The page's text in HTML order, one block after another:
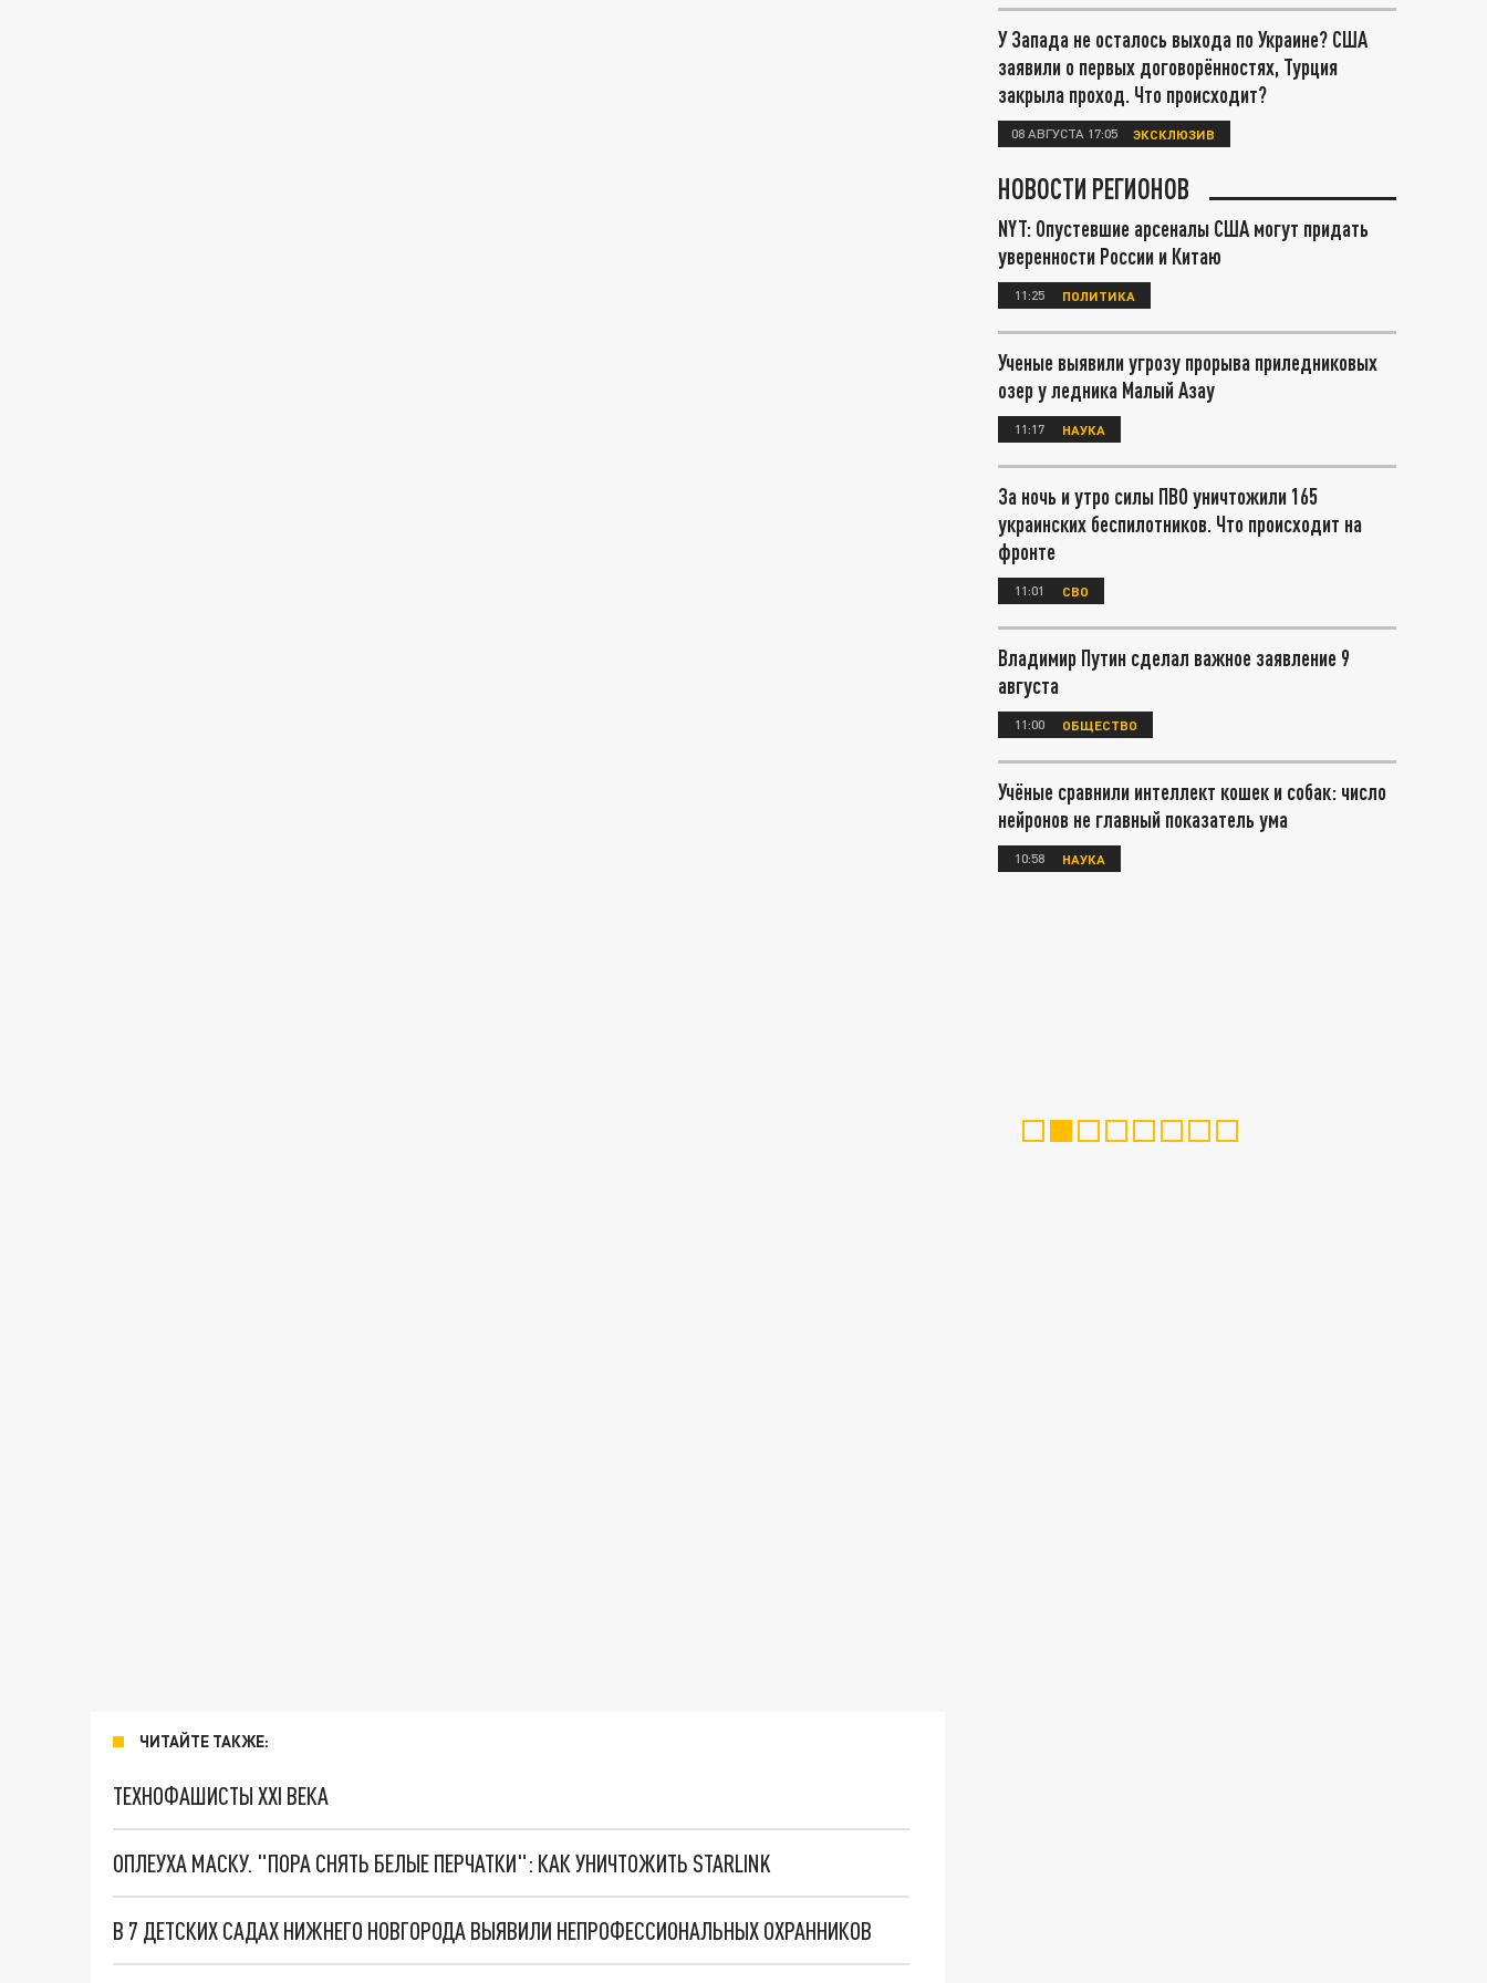
ЧИТАЙТЕ ТАКЖЕ:
ТЕХНОФАШИСТЫ XXI ВЕКА
ОПЛЕУХА МАСКУ. "ПОРА СНЯТЬ БЕЛЫЕ ПЕРЧАТКИ": КАК УНИЧТОЖИТЬ STARLINK
В 7 ДЕТСКИХ САДАХ НИЖНЕГО НОВГОРОДА ВЫЯВИЛИ НЕПРОФЕССИОНАЛЬНЫХ ОХРАННИКОВ
У Запада не осталось выхода по Украине? США
заявили о первых договорённостях, Турция
закрыла проход. Что происходит?
08 АВГУСТА 17:05 ЭКСКЛЮЗИВ
НОВОСТИ РЕГИОНОВ
NYT: Опустевшие арсеналы США могут придать
уверенности России и Китаю
11:25 ПОЛИТИКА
Ученые выявили угрозу прорыва приледниковых
озер у ледника Малый Азау
11:17 НАУКА
За ночь и утро силы ПВО уничтожили 165
украинских беспилотников. Что происходит на
фронте
11:01 СВО
Владимир Путин сделал важное заявление 9
августа
11:00 ОБЩЕСТВО
Учёные сравнили интеллект кошек и собак: число
нейронов не главный показатель ума
10:58 НАУКА